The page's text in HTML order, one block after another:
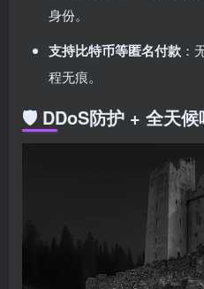
身份。
支持比特币等匿名付款 ：
程无痕。
🛡️ DDoS防护 + 全天候